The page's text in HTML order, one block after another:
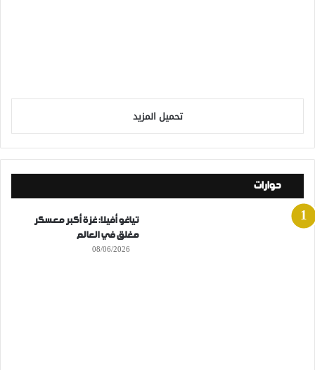
تحميل المزيد
حوارات
تياغو أفيلا: غزة أكبر معسكر
مغلق في العالم
08/06/2026